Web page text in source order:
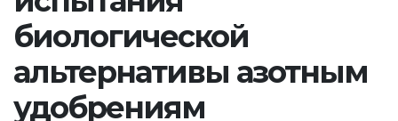
биологической
альтернативы азотным
удобрениям